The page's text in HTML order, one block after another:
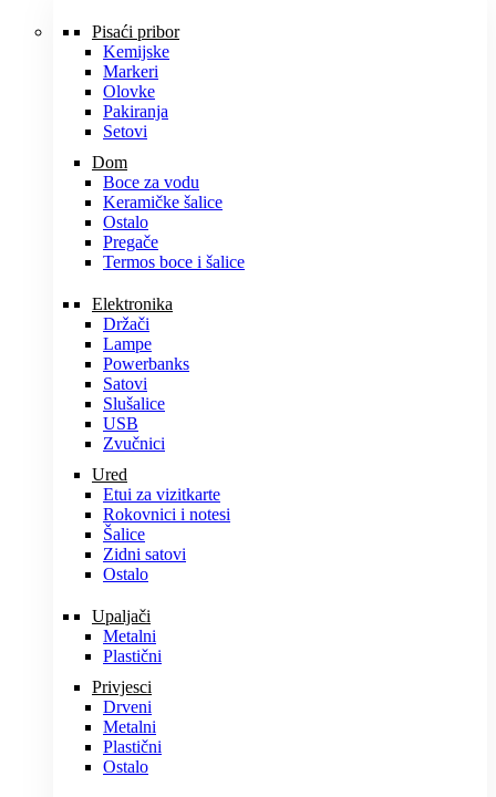
Pisaći pribor
Kemijske
Markeri
Olovke
Pakiranja
Setovi
Dom
Boce za vodu
Keramičke šalice
Ostalo
Pregače
Termos boce i šalice
Elektronika
Držači
Lampe
Powerbanks
Satovi
Slušalice
USB
Zvučnici
Ured
Etui za vizitkarte
Rokovnici i notesi
Šalice
Zidni satovi
Ostalo
Upaljači
Metalni
Plastični
Privjesci
Drveni
Metalni
Plastični
Ostalo